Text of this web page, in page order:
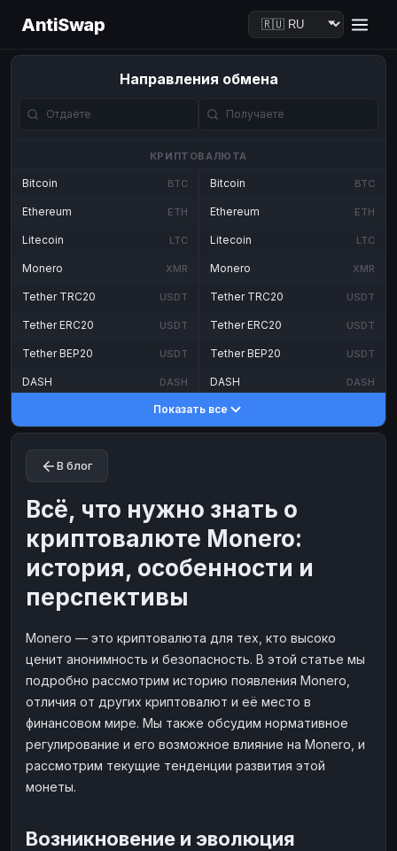
AntiSwap
Направления обмена
КРИПТОВАЛЮТА
Bitcoin BTC
Ethereum ETH
Litecoin LTC
Monero XMR
Tether TRC20 USDT
Tether ERC20 USDT
Tether BEP20 USDT
DASH DASH
TON
TRX
BinanceCoin
Ether Classic
Solana
Ripple XRP
Bitcoin BTC
Ethereum ETH
Litecoin LTC
Monero XMR
Tether TRC20 USDT
Tether ERC20 USDT
Tether BEP20 USDT
DASH DASH
Toncoin
Solana
ЭЛЕКТРОННЫЕ ДЕНЬГИ
Paxum USD
Payoneer USD
PayPal USD
Paxum USD
Perfect Money
Payoneer
PayPal USD
БАЛАНСЫ КРИПТОБИРЖ
Показать все
В блог
Всё, что нужно знать о
криптовалюте Monero:
история, особенности и
перспективы
Monero — это криптовалюта для тех, кто высоко
ценит анонимность и безопасность. В этой статье мы
подробно рассмотрим историю появления Monero,
отличия от других криптовалют и её место в
финансовом мире. Мы также обсудим нормативное
регулирование и его возможное влияние на Monero, и
рассмотрим текущие тенденции развития этой
монеты.
Возникновение и эволюция